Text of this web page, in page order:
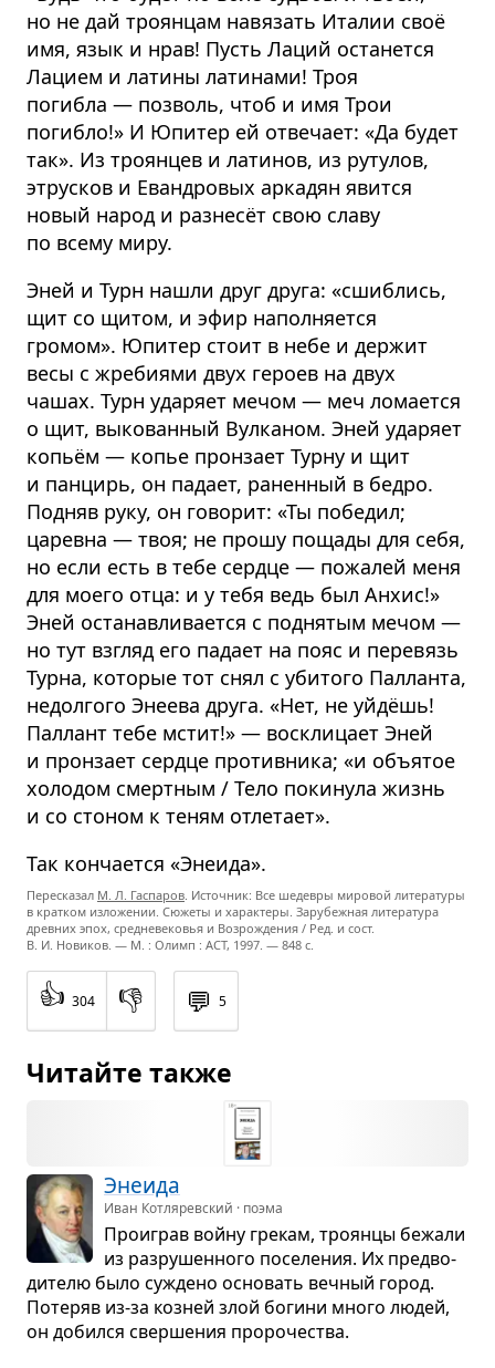
но не дай троянцам навязать Италии своё
имя, язык и нрав! Пусть Лаций останется
Лацием и латины латинами! Троя
погибла — позволь, чтоб и имя Трои
погибло!» И Юпитер ей отвечает: «Да будет
так». Из троянцев и латинов, из рутулов,
этрусков и Евандровых аркадян явится
новый народ и разнесёт свою славу
по всему миру.
Эней и Турн нашли друг друга: «сшиблись,
щит со щитом, и эфир наполняется
громом». Юпитер стоит в небе и держит
весы с жребиями двух героев на двух
чашах. Турн ударяет мечом — меч ломается
о щит, выкованный Вулканом. Эней ударяет
копьём — копье пронзает Турну и щит
и панцирь, он падает, раненный в бедро.
Подняв руку, он говорит: «Ты победил;
царевна — твоя; не прошу пощады для себя,
но если есть в тебе сердце — пожалей меня
для моего отца: и у тебя ведь был Анхис!»
Эней останавливается с поднятым мечом —
но тут взгляд его падает на пояс и перевязь
Турна, которые тот снял с убитого Палланта,
недолгого Энеева друга. «Нет, не уйдёшь!
Паллант тебе мстит!» — восклицает Эней
и пронзает сердце противника; «и объятое
холодом смертным / Тело покинула жизнь
и со стоном к теням отлетает».
Так кончается «Энеида».
Пересказал М. Л. Гаспаров . Источник: Все шедевры мировой литературы
в кратком изложении. Сюжеты и характеры. Зарубежная литература
древних эпох, средневековья и Возрождения / Ред. и сост.
В. И. Новиков. — М. : Олимп : ACT, 1997. — 848 с.
👍 304 👎 💬 5
Читайте также
Эне­ида
Иван Котляревский · поэма
Про­играв войну гре­кам, тро­янцы бежали
из раз­ру­шен­ного посе­ле­ния. Их пред­во­
ди­телю было суждено осно­вать веч­ный город.
Поте­ряв из-за коз­ней злой богини много людей,
он добился свер­ше­ния про­ро­че­ства.